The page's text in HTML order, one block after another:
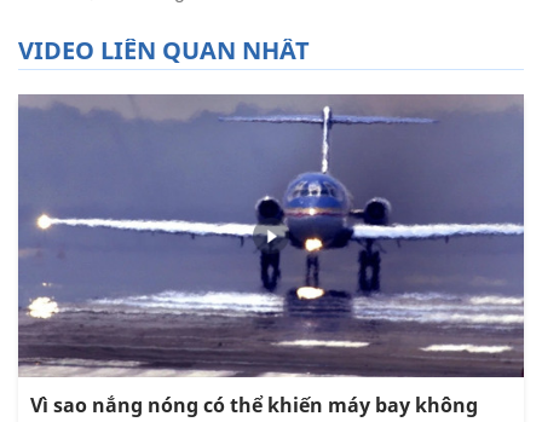
VIDEO LIÊN QUAN NHẤT
Vì sao nắng nóng có thể khiến máy bay không